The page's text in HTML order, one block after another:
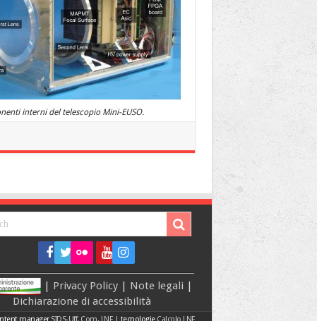
interni del telescopio Mini-EUSO.
| Privacy Policy| Note legali |
Dichiarazione di accessibilità